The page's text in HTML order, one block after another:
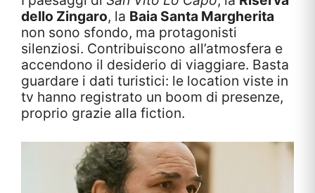
dello Zingaro, la Baia Santa Margherita
non sono sfondo, ma protagonisti
silenziosi. Contribuiscono all’atmosfera e
accendono il desiderio di viaggiare. Basta
guardare i dati turistici: le location viste in
tv hanno registrato un boom di presenze,
proprio grazie alla fiction.